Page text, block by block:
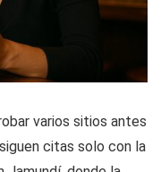
varios sitios antes
citas solo con la